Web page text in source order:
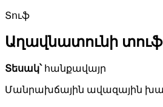
Տուֆ
Աղավնատունի
Տեսակ՝հանքավայր
Մանրախճային ավազային